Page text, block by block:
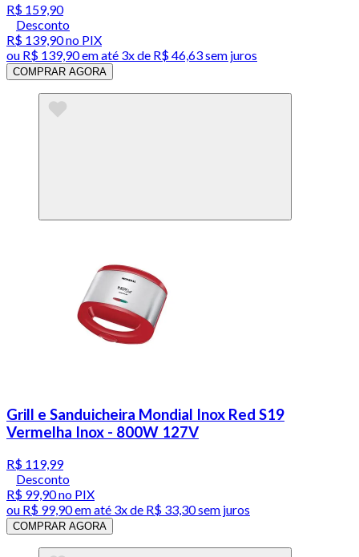
R$ 159,90
Desconto
R$ 139,90no PIX
ou R$ 139,90em até 3x de R$ 46,63 sem juros
COMPRAR AGORA
Grill e Sanduicheira Mondial Inox Red S19
Vermelha Inox - 800W 127V
R$ 119,99
Desconto
R$ 99,90no PIX
ou R$ 99,90em até 3x de R$ 33,30 sem juros
COMPRAR AGORA